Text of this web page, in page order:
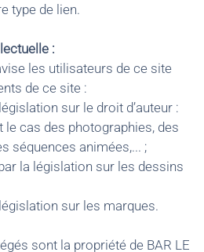
type de lien.
:
les utilisateurs de ce site
de ce site :
sur le droit d’auteur :
cas des photographies, des
séquences animées,... ;
la législation sur les dessins
sur les marques.
sont la propriété de BAR LE